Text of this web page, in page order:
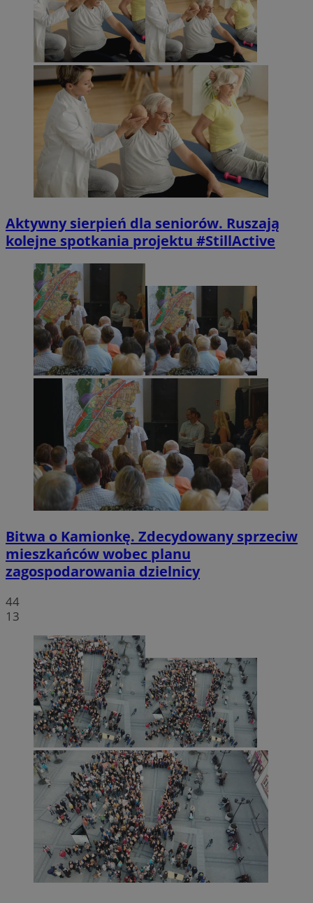
Aktywny sierpień dla seniorów. Ruszają
kolejne spotkania projektu #StillActive
Bitwa o Kamionkę. Zdecydowany sprzeciw
mieszkańców wobec planu
zagospodarowania dzielnicy
44
13